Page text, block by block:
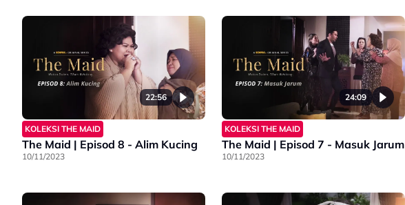
22:56
KOLEKSI THE MAID
The Maid | Episod 8 - Alim Kucing
10/11/2023
24:09
KOLEKSI THE MAID
The Maid | Episod 7 - Masuk Jarum
10/11/2023